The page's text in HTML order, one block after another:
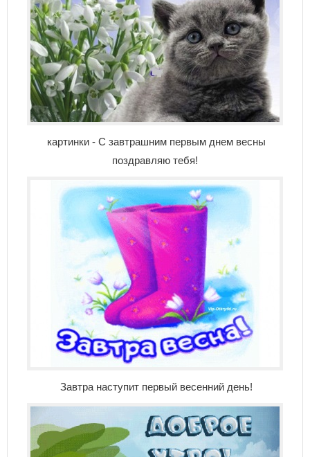
картинки - С завтрашним первым днем весны
поздравляю тебя!
Завтра наступит первый весенний день!